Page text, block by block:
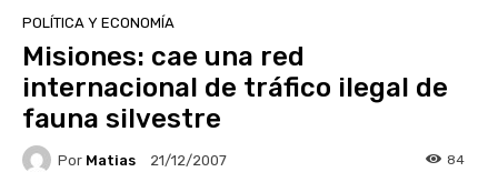
POLÍTICA Y ECONOMÍA
Misiones: cae una red
internacional de tráfico ilegal de
fauna silvestre
Por Matias 21/12/2007 84